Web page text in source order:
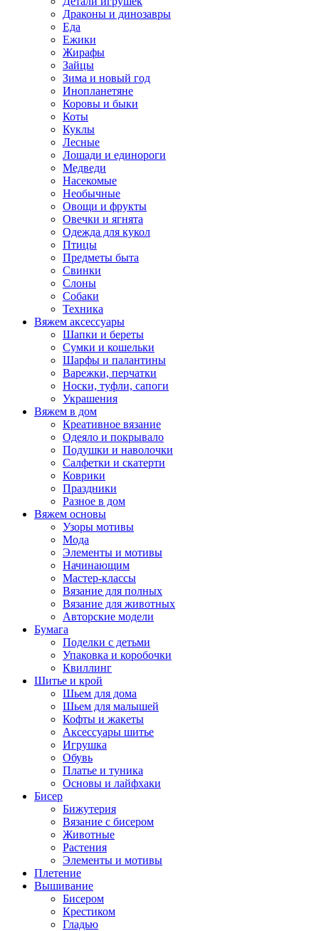
Драконы и динозавры
Еда
Ежики
Жирафы
Зайцы
Зима и новый год
Инопланетяне
Коровы и быки
Коты
Куклы
Лесные
Лошади и единороги
Медведи
Насекомые
Необычные
Овощи и фрукты
Овечки и ягнята
Одежда для кукол
Птицы
Предметы быта
Свинки
Слоны
Собаки
Техника
Вяжем аксессуары
Шапки и береты
Сумки и кошельки
Шарфы и палантины
Варежки, перчатки
Носки, туфли, сапоги
Украшения
Вяжем в дом
Креативное вязание
Одеяло и покрывало
Подушки и наволочки
Салфетки и скатерти
Коврики
Праздники
Разное в дом
Вяжем основы
Узоры мотивы
Мода
Элементы и мотивы
Начинающим
Мастер-классы
Вязание для полных
Вязание для животных
Авторские модели
Бумага
Поделки с детьми
Упаковка и коробочки
Квиллинг
Шитье и крой
Шьем для дома
Шьем для малышей
Кофты и жакеты
Аксессуары шитье
Игрушка
Обувь
Платье и туника
Основы и лайфхаки
Бисер
Бижутерия
Вязание с бисером
Животные
Растения
Элементы и мотивы
Плетение
Вышивание
Бисером
Крестиком
Гладью